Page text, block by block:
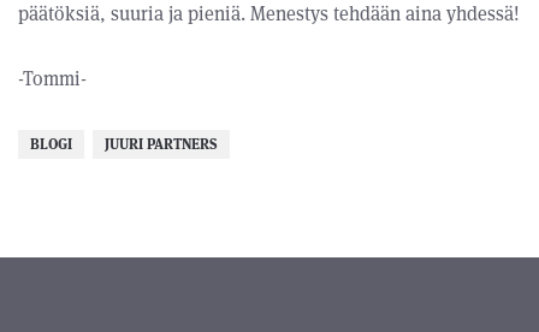
päätöksiä, suuria ja pieniä. Menestys tehdään aina yhdessä!
-Tommi-
BLOGI JUURI PARTNERS